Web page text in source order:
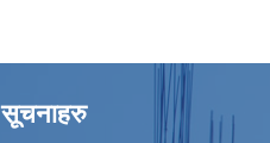
सूचनाहरु